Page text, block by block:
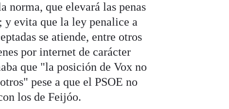
norma, que elevará las penas
y evita que la ley penalice a
se atiende, entre otros
por internet de carácter
que "la posición de Vox no
pese a que el PSOE no
los de Feijóo.